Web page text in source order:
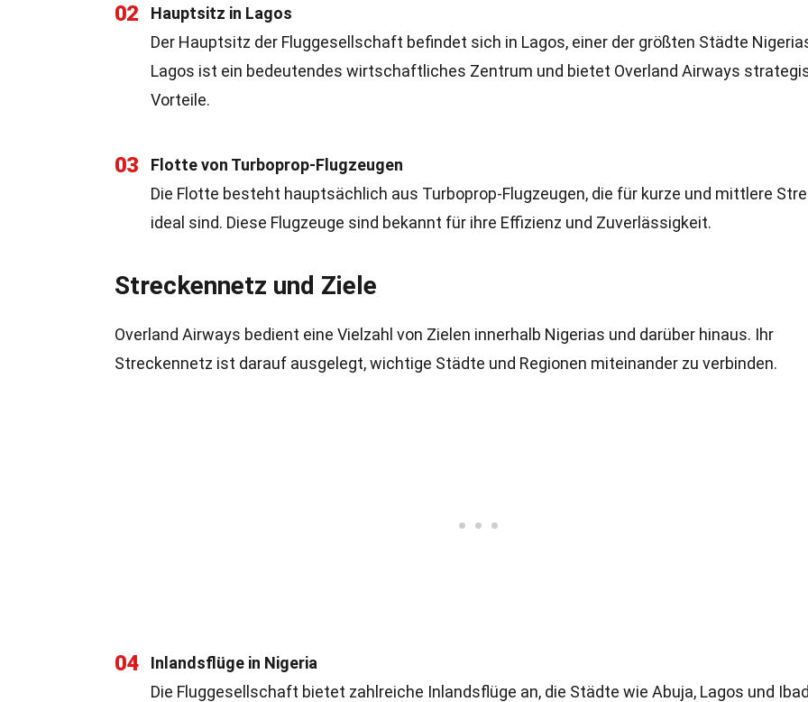
02
Hauptsitz in Lagos
Der Hauptsitz der Fluggesellschaft befindet sich in Lagos, einer der größten Städte
Lagos ist ein bedeutendes wirtschaftliches Zentrum und bietet Overland Airways
Vorteile.
03
Flotte von Turboprop-Flugzeugen
Die Flotte besteht hauptsächlich aus Turboprop-Flugzeugen, die für kurze und mittlere
ideal sind. Diese Flugzeuge sind bekannt für ihre Effizienz und Zuverlässigkeit.
Streckennetz und Ziele
Overland Airways bedient eine Vielzahl von Zielen innerhalb Nigerias und darüber hinaus. Ihr
Streckennetz ist darauf ausgelegt, wichtige Städte und Regionen miteinander zu verbinden.
04
Inlandsflüge in Nigeria
Die Fluggesellschaft bietet zahlreiche Inlandsflüge an, die Städte wie Abuja, Lagos und